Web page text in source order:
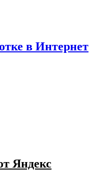
в Интернет
Яндекс